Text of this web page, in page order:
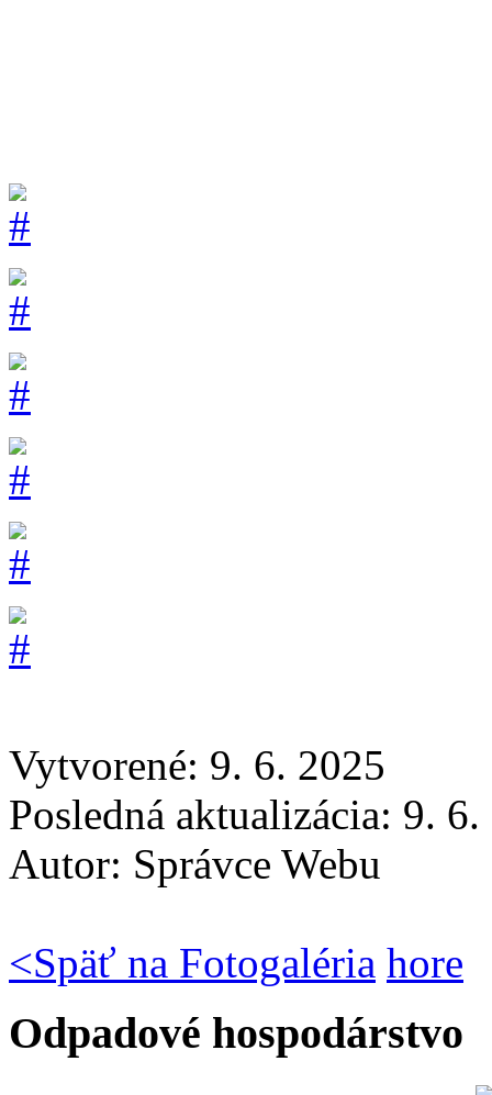
Vytvorené: 9. 6. 2025
Posledná aktualizácia: 9.
Autor: Správce Webu
<Späť na Fotogaléria hore
Odpadové hospodárstvo